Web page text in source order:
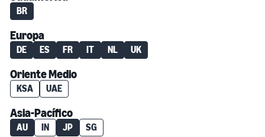
BR
Europa
DE ES FR IT NL UK
Oriente Medio
KSA UAE
Asia-Pacífico
AU IN JP SG